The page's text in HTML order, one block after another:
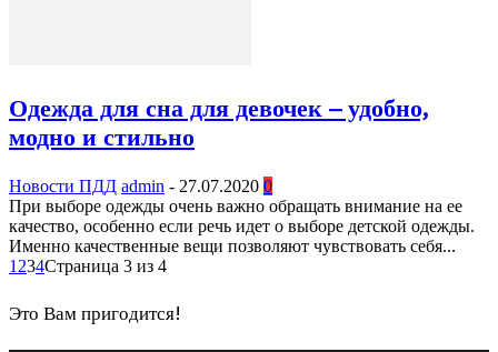
Одежда для сна для девочек – удобно,
модно и стильно
Новости ПДД admin - 27.07.2020 0
При выборе одежды очень важно обращать внимание на ее
качество, особенно если речь идет о выборе детской одежды.
Именно качественные вещи позволяют чувствовать себя...
1 234Страница 3 из 4
Это Вам пригодится!